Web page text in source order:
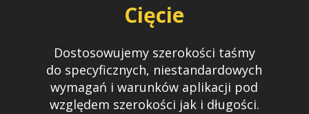
Cięcie
Dostosowujemy szerokości taśmy
do specyficznych, niestandardowych
wymagań i warunków aplikacji pod
względem szerokości jak i długości.